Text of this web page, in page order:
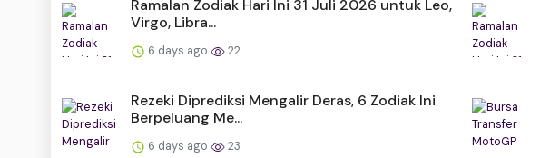
Ramalan Zodiak Hari Ini 31 Juli 2026 untuk Leo,
Virgo, Libra...
6 days ago 22
Rezeki Diprediksi Mengalir Deras, 6 Zodiak Ini
Berpeluang Me...
6 days ago 23